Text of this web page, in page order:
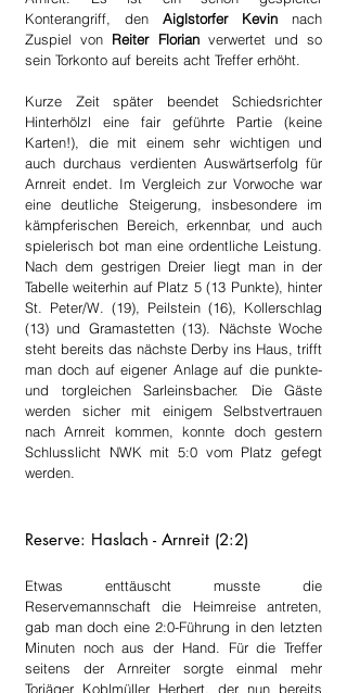
Konterangriff, den Aiglstorfer Kevin nach
Zuspiel von Reiter Florian verwertet und so
sein Torkonto auf bereits acht Treffer erhöht.
Kurze Zeit später beendet Schiedsrichter
Hinterhölzl eine fair geführte Partie (keine
Karten!), die mit einem sehr wichtigen und
auch durchaus verdienten Auswärtserfolg für
Arnreit endet. Im Vergleich zur Vorwoche war
eine deutliche Steigerung, insbesondere im
kämpferischen Bereich, erkennbar, und auch
spielerisch bot man eine ordentliche Leistung.
Nach dem gestrigen Dreier liegt man in der
Tabelle weiterhin auf Platz 5 (13 Punkte), hinter
St. Peter/W. (19), Peilstein (16), Kollerschlag
(13) und Gramastetten (13). Nächste Woche
steht bereits das nächste Derby ins Haus, trifft
man doch auf eigener Anlage auf die punkte-
und torgleichen Sarleinsbacher. Die Gäste
werden sicher mit einigem Selbstvertrauen
nach Arnreit kommen, konnte doch gestern
Schlusslicht NWK mit 5:0 vom Platz gefegt
werden.
Reserve: Haslach - Arnreit (2:2)
Etwas enttäuscht musste die
Reservemannschaft die Heimreise antreten,
gab man doch eine 2:0-Führung in den letzten
Minuten noch aus der Hand. Für die Treffer
seitens der Arnreiter sorgte einmal mehr
Torjäger Koblmüller Herbert, der nun bereits